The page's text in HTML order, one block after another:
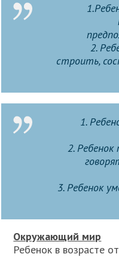
2.
строить,
1.
2.
3. Ребенок
Окружающий мир
Ребенок в возрасте